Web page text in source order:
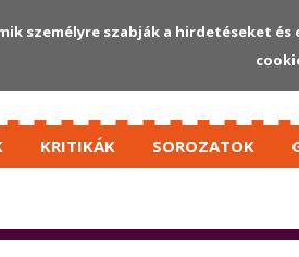
KRITIKÁK SOROZATOK
személyre szabják a hirdetéseket